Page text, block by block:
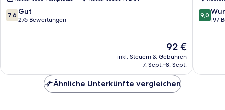
an
der
7.6
von
7,6 Gut
276 Bewertungen
Der
Preis
beträgt
92 €
inkl. Steuern & Gebühren
7. Sept.–8. Sept.
9.0
von
9,0
197
Ähnliche Unterkünfte vergleichen